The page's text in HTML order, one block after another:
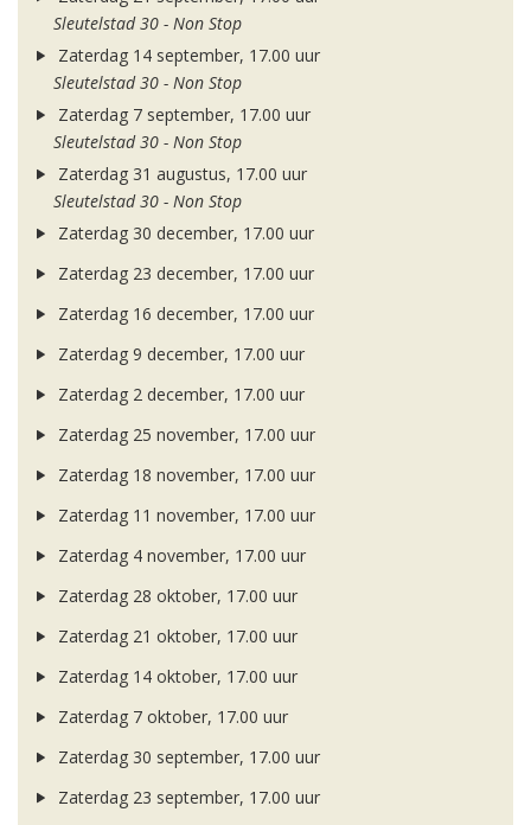
Sleutelstad 30 - Non Stop
Zaterdag 14 september, 17.00 uur
Sleutelstad 30 - Non Stop
Zaterdag 7 september, 17.00 uur
Sleutelstad 30 - Non Stop
Zaterdag 31 augustus, 17.00 uur
Sleutelstad 30 - Non Stop
Zaterdag 30 december, 17.00 uur
Zaterdag 23 december, 17.00 uur
Zaterdag 16 december, 17.00 uur
Zaterdag 9 december, 17.00 uur
Zaterdag 2 december, 17.00 uur
Zaterdag 25 november, 17.00 uur
Zaterdag 18 november, 17.00 uur
Zaterdag 11 november, 17.00 uur
Zaterdag 4 november, 17.00 uur
Zaterdag 28 oktober, 17.00 uur
Zaterdag 21 oktober, 17.00 uur
Zaterdag 14 oktober, 17.00 uur
Zaterdag 7 oktober, 17.00 uur
Zaterdag 30 september, 17.00 uur
Zaterdag 23 september, 17.00 uur